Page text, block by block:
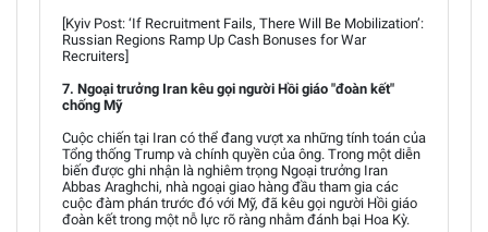
[Kyiv Post: ‘If Recruitment Fails, There Will Be Mobilization’:
Russian Regions Ramp Up Cash Bonuses for War
Recruiters]
7. Ngoại trưởng Iran kêu gọi người Hồi giáo "đoàn kết"
chống Mỹ
Cuộc chiến tại Iran có thể đang vượt xa những tính toán của
Tổng thống Trump và chính quyền của ông. Trong một diễn
biến được ghi nhận là nghiêm trọng Ngoại trưởng Iran
Abbas Araghchi, nhà ngoại giao hàng đầu tham gia các
cuộc đàm phán trước đó với Mỹ, đã kêu gọi người Hồi giáo
đoàn kết trong một nỗ lực rõ ràng nhằm đánh bại Hoa Kỳ.